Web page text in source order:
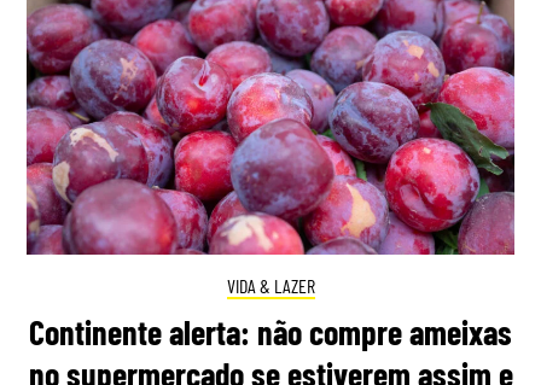
VIDA & LAZER
Continente alerta: não compre ameixas
no supermercado se estiverem assim e